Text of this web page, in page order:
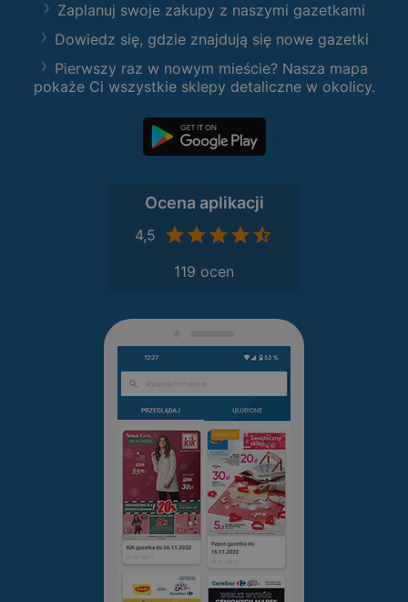
Zaplanuj swoje zakupy z naszymi gazetkami
Dowiedz się, gdzie znajdują się nowe gazetki
Pierwszy raz w nowym mieście? Nasza mapa
pokaże Ci wszystkie sklepy detaliczne w okolicy.
Ocena aplikacji
4,5
119 ocen